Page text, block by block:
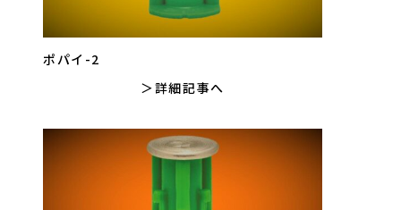
ポパイ-2
詳細記事へ